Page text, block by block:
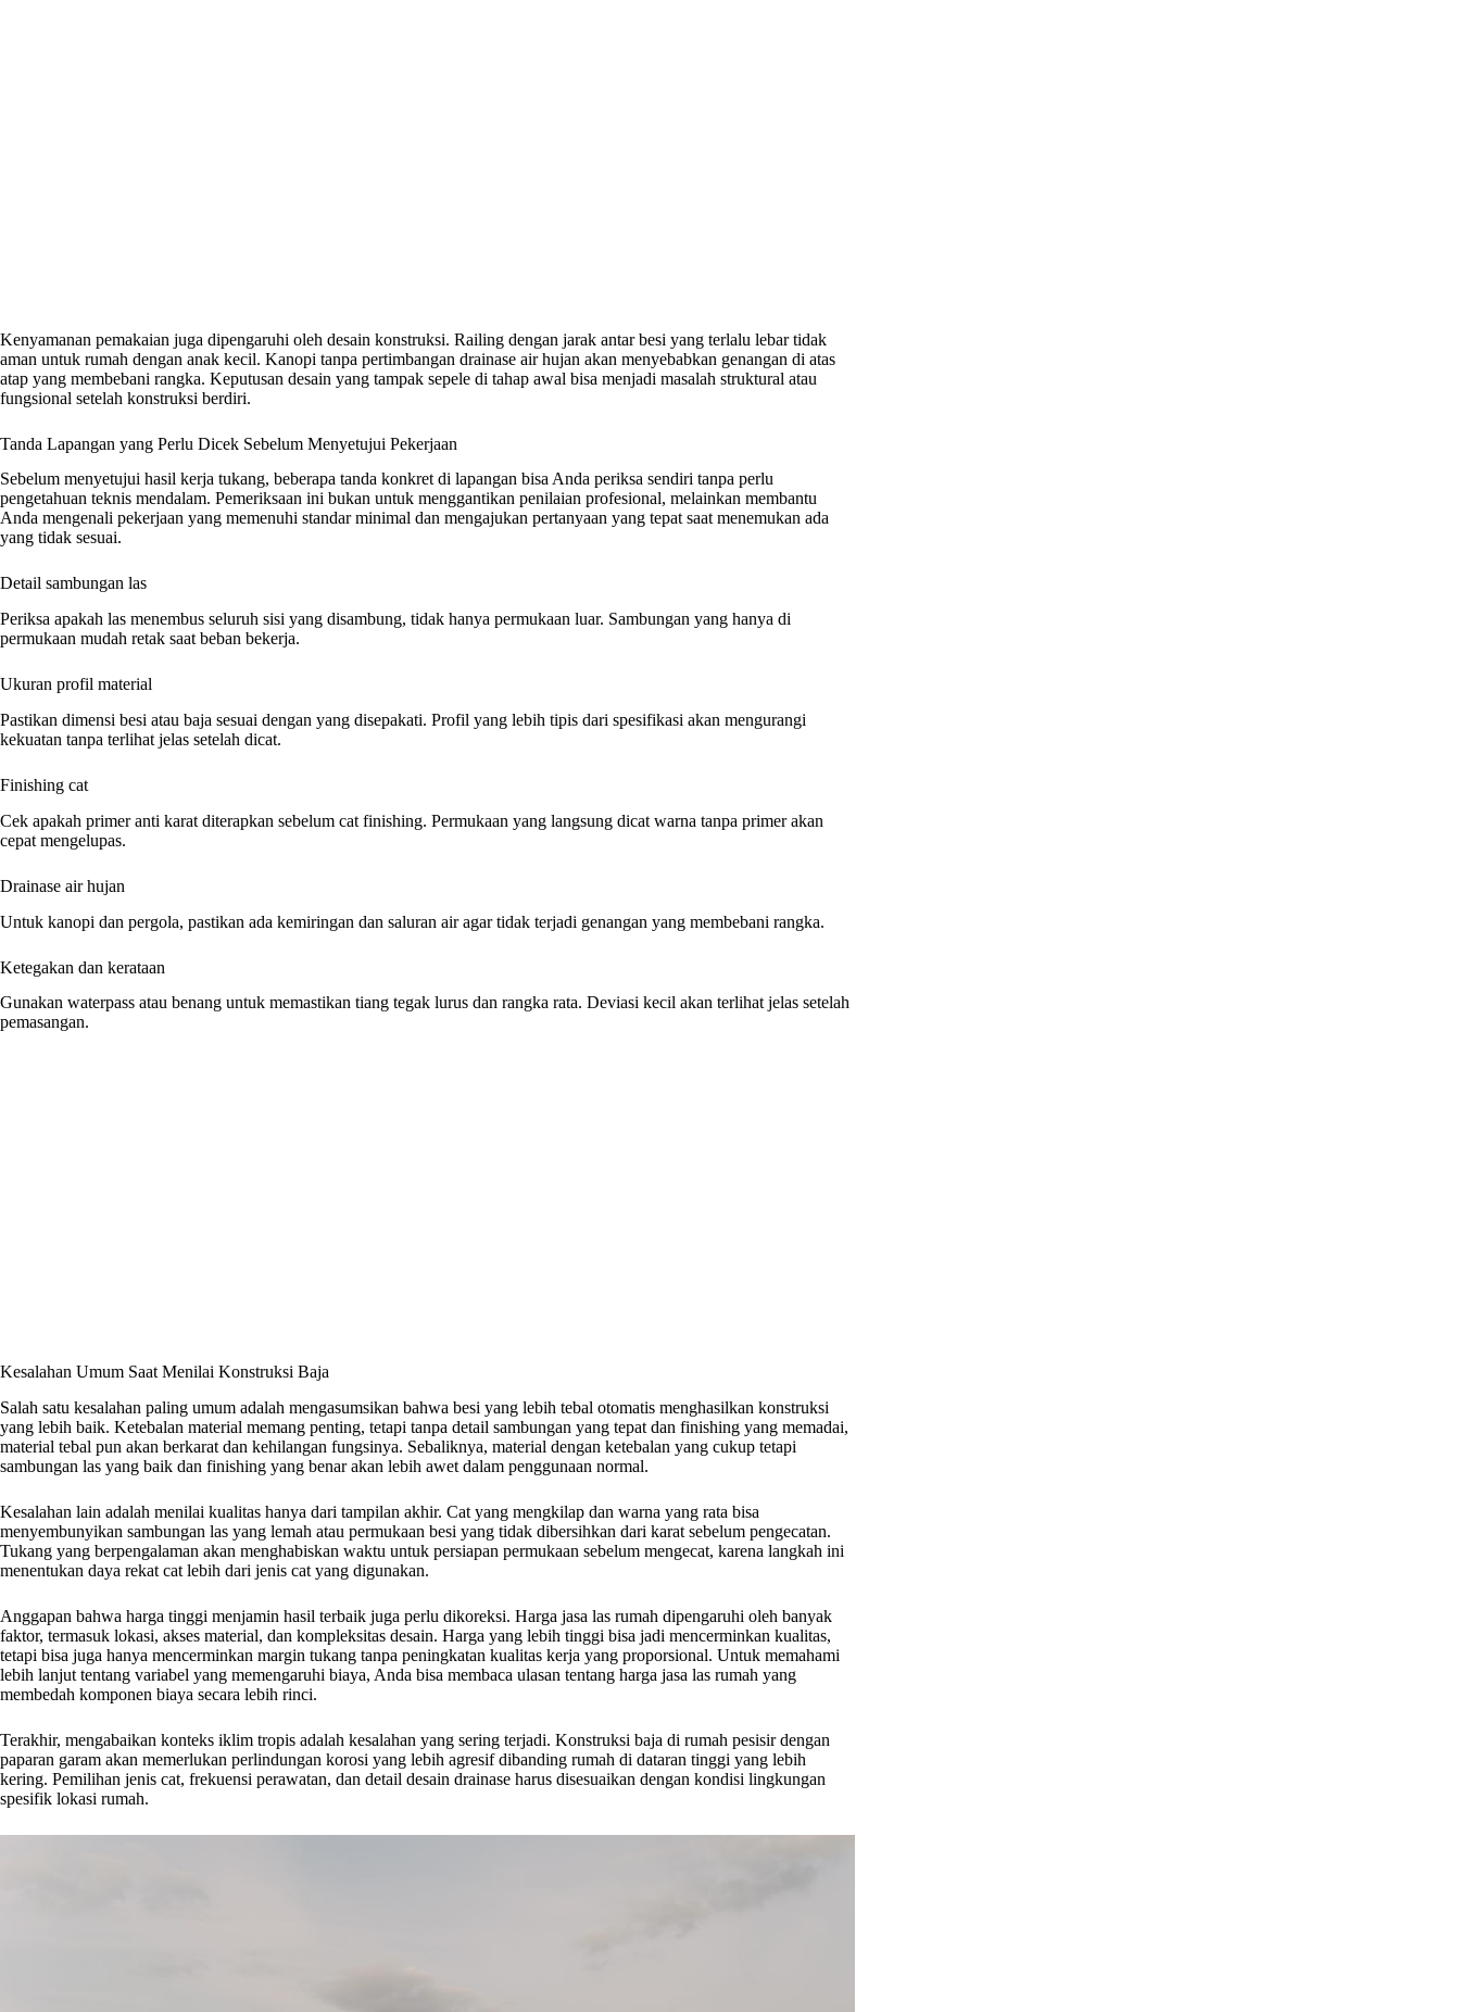
Kenyamanan pemakaian juga dipengaruhi oleh desain konstruksi. Railing dengan jarak antar besi yang terlalu lebar tidak
aman untuk rumah dengan anak kecil. Kanopi tanpa pertimbangan drainase air hujan akan menyebabkan genangan di atas
atap yang membebani rangka. Keputusan desain yang tampak sepele di tahap awal bisa menjadi masalah struktural atau
fungsional setelah konstruksi berdiri.
Tanda Lapangan yang Perlu Dicek Sebelum Menyetujui Pekerjaan
Sebelum menyetujui hasil kerja tukang, beberapa tanda konkret di lapangan bisa Anda periksa sendiri tanpa perlu
pengetahuan teknis mendalam. Pemeriksaan ini bukan untuk menggantikan penilaian profesional, melainkan membantu
Anda mengenali pekerjaan yang memenuhi standar minimal dan mengajukan pertanyaan yang tepat saat menemukan ada
yang tidak sesuai.
Detail sambungan las
Periksa apakah las menembus seluruh sisi yang disambung, tidak hanya permukaan luar. Sambungan yang hanya di
permukaan mudah retak saat beban bekerja.
Ukuran profil material
Pastikan dimensi besi atau baja sesuai dengan yang disepakati. Profil yang lebih tipis dari spesifikasi akan mengurangi
kekuatan tanpa terlihat jelas setelah dicat.
Finishing cat
Cek apakah primer anti karat diterapkan sebelum cat finishing. Permukaan yang langsung dicat warna tanpa primer akan
cepat mengelupas.
Drainase air hujan
Untuk kanopi dan pergola, pastikan ada kemiringan dan saluran air agar tidak terjadi genangan yang membebani rangka.
Ketegakan dan kerataan
Gunakan waterpass atau benang untuk memastikan tiang tegak lurus dan rangka rata. Deviasi kecil akan terlihat jelas setelah
pemasangan.
Kesalahan Umum Saat Menilai Konstruksi Baja
Salah satu kesalahan paling umum adalah mengasumsikan bahwa besi yang lebih tebal otomatis menghasilkan konstruksi
yang lebih baik. Ketebalan material memang penting, tetapi tanpa detail sambungan yang tepat dan finishing yang memadai,
material tebal pun akan berkarat dan kehilangan fungsinya. Sebaliknya, material dengan ketebalan yang cukup tetapi
sambungan las yang baik dan finishing yang benar akan lebih awet dalam penggunaan normal.
Kesalahan lain adalah menilai kualitas hanya dari tampilan akhir. Cat yang mengkilap dan warna yang rata bisa
menyembunyikan sambungan las yang lemah atau permukaan besi yang tidak dibersihkan dari karat sebelum pengecatan.
Tukang yang berpengalaman akan menghabiskan waktu untuk persiapan permukaan sebelum mengecat, karena langkah ini
menentukan daya rekat cat lebih dari jenis cat yang digunakan.
Anggapan bahwa harga tinggi menjamin hasil terbaik juga perlu dikoreksi. Harga jasa las rumah dipengaruhi oleh banyak
faktor, termasuk lokasi, akses material, dan kompleksitas desain. Harga yang lebih tinggi bisa jadi mencerminkan kualitas,
tetapi bisa juga hanya mencerminkan margin tukang tanpa peningkatan kualitas kerja yang proporsional. Untuk memahami
lebih lanjut tentang variabel yang memengaruhi biaya, Anda bisa membaca ulasan tentang harga jasa las rumah yang
membedah komponen biaya secara lebih rinci.
Terakhir, mengabaikan konteks iklim tropis adalah kesalahan yang sering terjadi. Konstruksi baja di rumah pesisir dengan
paparan garam akan memerlukan perlindungan korosi yang lebih agresif dibanding rumah di dataran tinggi yang lebih
kering. Pemilihan jenis cat, frekuensi perawatan, dan detail desain drainase harus disesuaikan dengan kondisi lingkungan
spesifik lokasi rumah.